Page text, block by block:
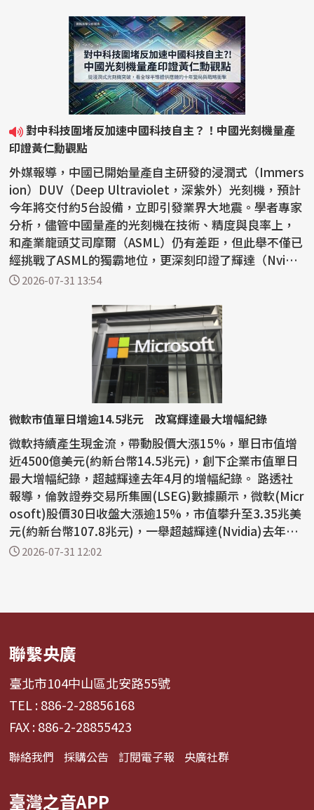
對中科技圍堵反加速中國科技自主？！中國光刻機量產
印證黃仁勳觀點
外媒報導，中國已開始量產自主研發的浸潤式（Immers
ion）DUV（Deep Ultraviolet，深紫外）光刻機，預計
今年將交付約5台設備，立即引發業界大地震。學者專家
分析，儘管中國量產的光刻機在技術、精度與良率上，
和產業龍頭艾司摩爾（ASML）仍有差距，但此舉不僅已
經挑戰了ASML的獨霸地位，更深刻印證了輝達（Nvidi
a）創...
2026-07-31 13:54
微軟市值單日增逾14.5兆元 改寫輝達最大增幅紀錄
微軟持續產生現金流，帶動股價大漲15%，單日市值增
近4500億美元(約新台幣14.5兆元)，創下企業市值單日
最大增幅紀錄，超越輝達去年4月的增幅紀錄。 路透社
報導，倫敦證券交易所集團(LSEG)數據顯示，微軟(Micr
osoft)股價30日收盤大漲逾15%，市值攀升至3.35兆美
元(約新台幣107.8兆元)，一舉超越輝達(Nvidia)去年4
月創下...
2026-07-31 12:02
聯繫央廣
臺北市104中山區北安路55號
TEL : 886-2-28856168
FAX : 886-2-28855423
聯絡我們 採購公告 訂閱電子報 央廣社群
臺灣之音APP